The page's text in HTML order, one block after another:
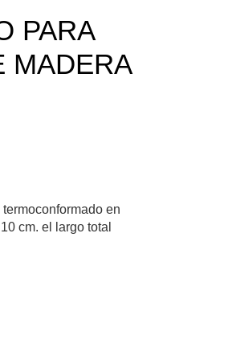
PARA
MADERA
en
cm. el largo total